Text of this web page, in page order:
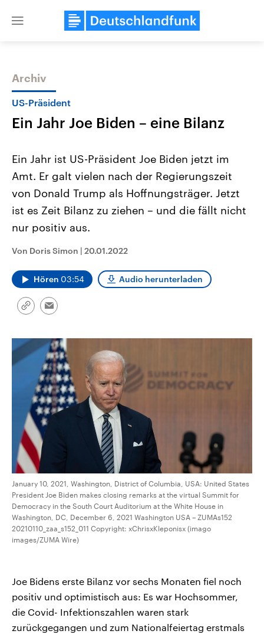
Close
Themen
Landtagswahl Sachsen-Anhalt
2026
Alle Informationen
Sachsen-Anhalt wählt am 6.
Landtag. Seit 2021 wird das
CDU, SPD und FDP regiert.-
Umfragen, Prognosen,
Wahlprogramme, aktuelle Berichte
und Hintergründe zu den Parteien
und Kandidaten der anstehenden
USA
Aktuelle Beiträge,
aktuelle Weltgeschehen.
Sendungen
Archiv
US-Präsident
Ein Jahr Joe Biden – eine Bilanz
Ein Jahr ist US-Präsident Joe Biden jetzt im
Amt. Er galt vielen nach der Regierungszeit
von Donald Trump als Hoffnungsträger. Jetzt
ist es Zeit Bilanz zu ziehen – und die fällt nicht
nur positiv aus.
Von Doris Simon | 20.01.2022
Hören 03:54 Audio herunterladen
Link
Email
January 10, 2021, Washington, District of Columbia, USA: United States
President Joe Biden makes closing remarks at the virtual Summit for
Democracy in the South Court Auditorium at the White House in
Washington, DC, December 6, 2021 Washington USA – ZUMAs152
20210110_zaa_s152_011 Copyright: xChrisxKleponisx (imago
images/ZUMA Wire)
Joe Bidens erste Bilanz vor sechs Monaten fiel noch
positiv und optimistisch aus: Es war Hochsommer,
die Covid- Infektionszahlen waren stark
zurückgegangen und zum Nationalfeiertag erstmals